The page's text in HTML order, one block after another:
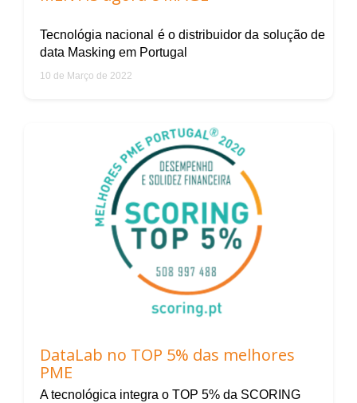
Tecnológia nacional é o distribuidor da solução de
data Masking em Portugal
10 de Março de 2022
DataLab no TOP 5% das melhores
PME
A tecnológica integra o TOP 5% da SCORING